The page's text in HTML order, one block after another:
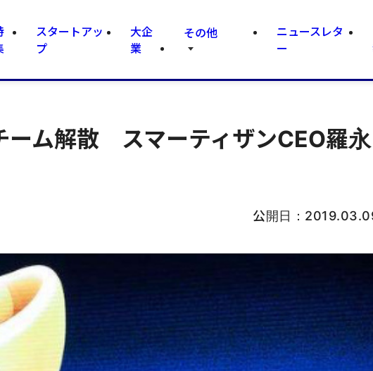
スタートアッ
プ
大企
業
その他
ニュースレタ
ー
ーム解散 スマーティザンCEO羅永
公開日：